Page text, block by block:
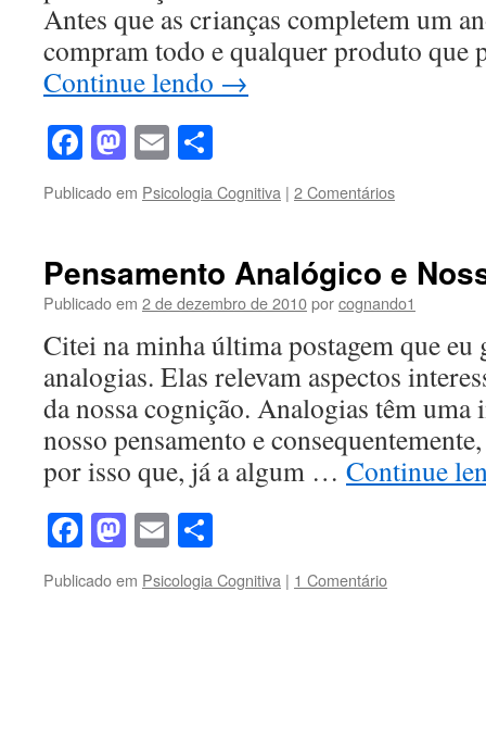
Antes que as crianças completem um
compram todo e qualquer produto
Continue lendo →
Facebook
Mastodon
Email
Publicado em Psicologia Cognitiva | 2 Comentários
Pensamento Analógico e
Publicado em 2 de dezembro de 2010porcognando1
Citei na minha última postagem que eu
analogias. Elas relevam aspectos
da nossa cognição. Analogias têm uma
nosso pensamento e
por isso que, já a algum … Continue
Facebook
Mastodon
Email
Publicado em Psicologia Cognitiva | 1 Comentário